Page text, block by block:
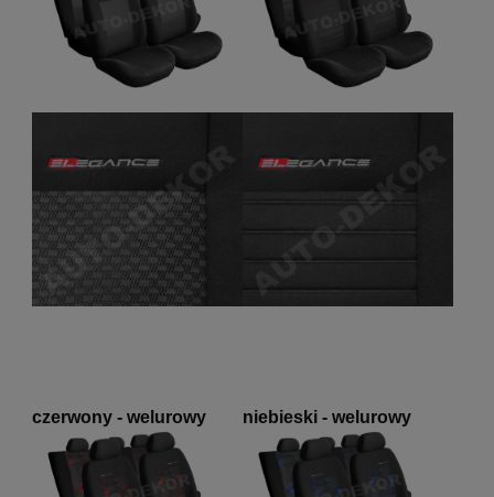
czerwony - welurowy niebieski - welurowy